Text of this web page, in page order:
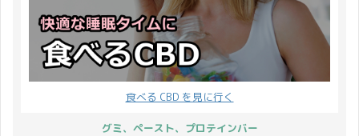
食べる CBD を見に行く
グミ、ペースト、プロテインバー